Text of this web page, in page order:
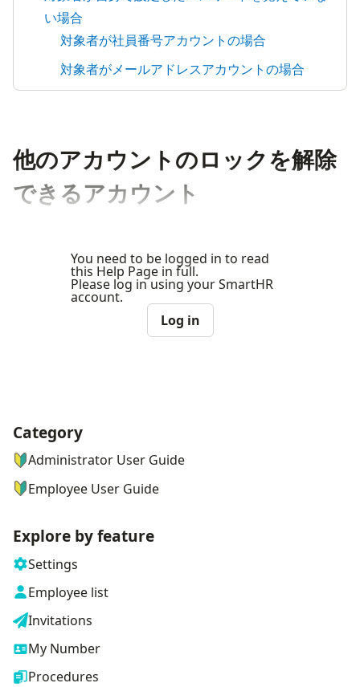
い場合
対象者が社員番号アカウントの場合
対象者がメールアドレスアカウントの場合
他のアカウントのロックを解除
できるアカウント
You need to be logged in to read
this Help Page in full.
Please log in using your SmartHR
account.
Log in
ナビゲーションメニュー
Category
Administrator User Guide
Employee User Guide
Explore by feature
Settings
Employee list
Invitations
My Number
Procedures